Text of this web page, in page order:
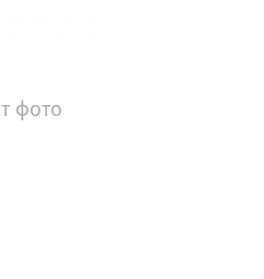
фото